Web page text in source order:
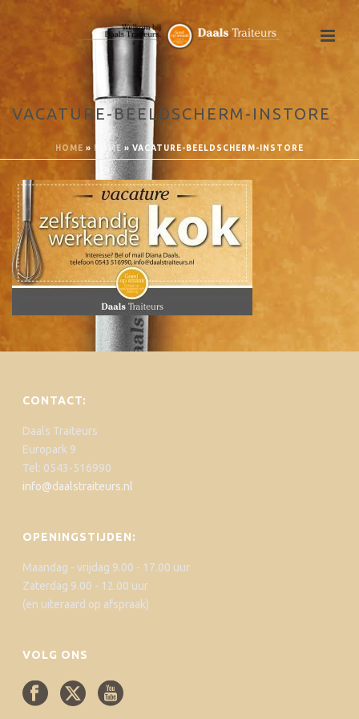
VACATURE-BEELDSCHERM-INSTORE
HOME » HOME »VACATURE-BEELDSCHERM-INSTORE
CONTACT:
Daals Traiteurs
Europark 9
Tel: 0543-516990
info@daalstraiteurs.nl
OPENINGSTIJDEN:
Maandag - vrijdag 9.00 - 17.00 uur
Zaterdag 9.00 - 12.00 uur
(en uiteraard op afspraak)
VOLG ONS